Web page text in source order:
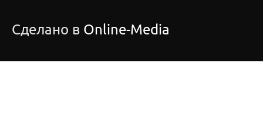
Сделано в Online-Media